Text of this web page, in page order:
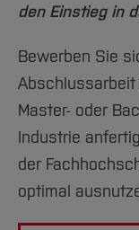
den Einstieg in
Bewerben Sie
Abschlussarbeit
Master- oder
Industrie
der
optimal